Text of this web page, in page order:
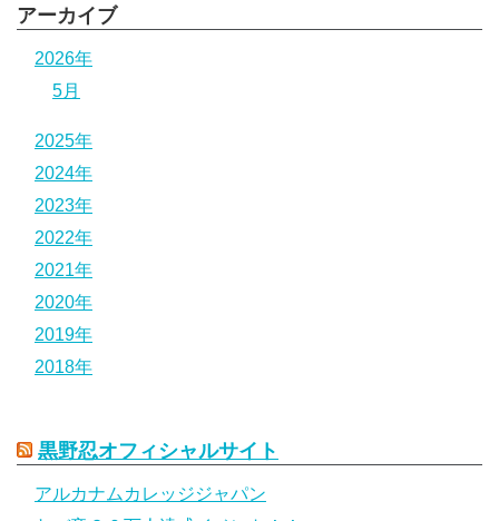
アーカイブ
2026年
5月
2025年
2024年
2023年
2022年
2021年
2020年
2019年
2018年
黒野忍オフィシャルサイト
アルカナムカレッジジャパン